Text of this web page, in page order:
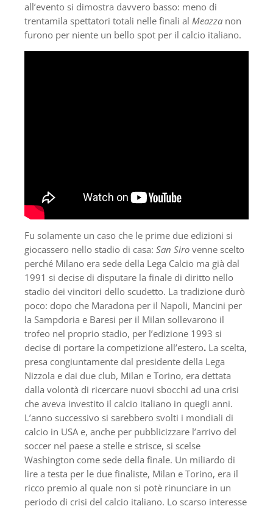
all’evento si dimostra davvero basso: meno di
trentamila spettatori totali nelle finali al Meazza non
furono per niente un bello spot per il calcio italiano.
Fu solamente un caso che le prime due edizioni si
giocassero nello stadio di casa: San Siro venne scelto
perché Milano era sede della Lega Calcio ma già dal
1991 si decise di disputare la finale di diritto nello
stadio dei vincitori dello scudetto. La tradizione durò
poco: dopo che Maradona per il Napoli, Mancini per
la Sampdoria e Baresi per il Milan sollevarono il
trofeo nel proprio stadio, per l’edizione 1993 si
decise di portare la competizione all’estero. La scelta,
presa congiuntamente dal presidente della Lega
Nizzola e dai due club, Milan e Torino, era dettata
dalla volontà di ricercare nuovi sbocchi ad una crisi
che aveva investito il calcio italiano in quegli anni.
L’anno successivo si sarebbero svolti i mondiali di
calcio in USA e, anche per pubblicizzare l’arrivo del
soccer nel paese a stelle e strisce, si scelse
Washington come sede della finale. Un miliardo di
lire a testa per le due finaliste, Milan e Torino, era il
ricco premio al quale non si potè rinunciare in un
periodo di crisi del calcio italiano. Lo scarso interesse